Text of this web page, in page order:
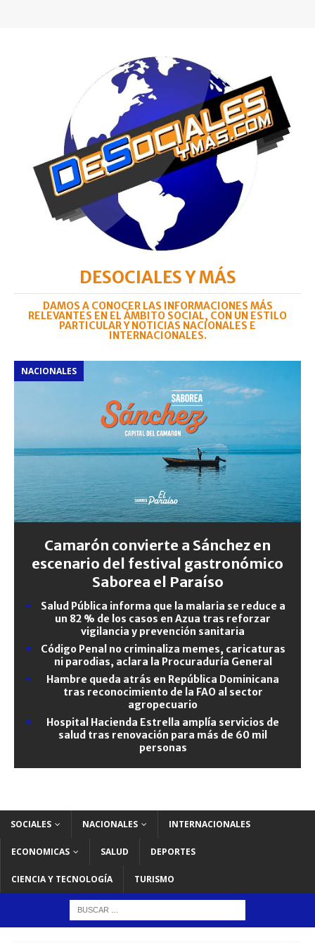
DESOCIALES Y MÁS
DAMOS A CONOCER LAS INFORMACIONES MÁS
RELEVANTES EN EL ÁMBITO SOCIAL, CON UN ESTILO
PARTICULAR Y NOTICIAS NACIONALES E
INTERNACIONALES.
NACIONALES
Camarón convierte a Sánchez en
escenario del festival gastronómico
Saborea el Paraíso
Salud Pública informa que la malaria se reduce a
un 82 % de los casos en Azua tras reforzar
vigilancia y prevención sanitaria
Código Penal no criminaliza memes, caricaturas
ni parodias, aclara la Procuraduría General
Hambre queda atrás en República Dominicana
tras reconocimiento de la FAO al sector
agropecuario
Hospital Hacienda Estrella amplía servicios de
salud tras renovación para más de 60 mil
personas
SOCIALES NACIONALES INTERNACIONALES
ECONOMICAS SALUD DEPORTES
CIENCIA Y TECNOLOGÍA TURISMO